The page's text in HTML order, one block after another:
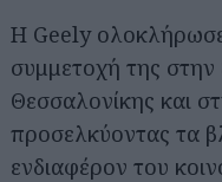
Η Geely ολοκλήρωσε
συμμετοχή της
Θεσσαλονίκης και
προσελκύοντας τα
ενδιαφέρον του